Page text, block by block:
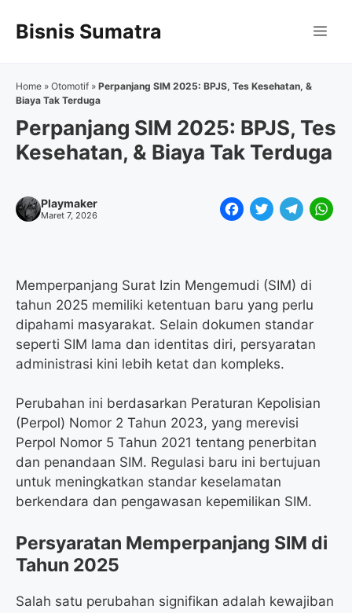
Bisnis Sumatra
Home » Otomotif » Perpanjang SIM 2025: BPJS, Tes Kesehatan, &
Biaya Tak Terduga
Perpanjang SIM 2025: BPJS, Tes
Kesehatan, & Biaya Tak Terduga
Playmaker
Maret 7, 2026
F
e
b
o
o
T
t
t
e
r
T
e
g
r
a
W
p
Memperpanjang Surat Izin Mengemudi (SIM) di
tahun 2025 memiliki ketentuan baru yang perlu
dipahami masyarakat. Selain dokumen standar
seperti SIM lama dan identitas diri, persyaratan
administrasi kini lebih ketat dan kompleks.
Perubahan ini berdasarkan Peraturan Kepolisian
(Perpol) Nomor 2 Tahun 2023, yang merevisi
Perpol Nomor 5 Tahun 2021 tentang penerbitan
dan penandaan SIM. Regulasi baru ini bertujuan
untuk meningkatkan standar keselamatan
berkendara dan pengawasan kepemilikan SIM.
Persyaratan Memperpanjang SIM di
Tahun 2025
Salah satu perubahan signifikan adalah kewajiban